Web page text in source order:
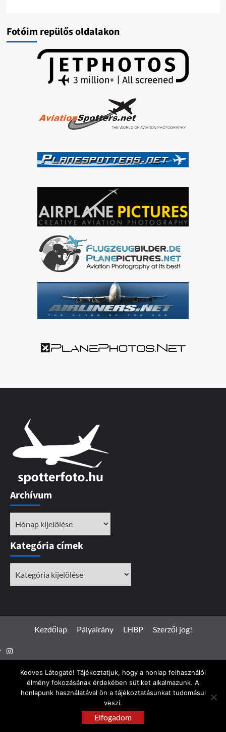
Fotóim repülős oldalakon
Archívum
Kategória címek
Kezdőlap Pályairány LHBP Szerzői jog!
Instagram
Facebook
Spotterfoto.hu © Minden jog fenntartva 2017 - 2026
CoverNewsby AF themes.
Kedves Látogató! Tájékoztatjuk, hogy a honlap felhasználói
élmény fokozásának érdekében sütiket alkalmazunk. A
honlapunk használatával ön a tájékoztatásunkat tudomásul
veszi.
Elfogadom